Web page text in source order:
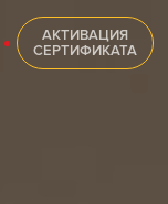
АКТИВАЦИЯ
СЕРТИФИКАТА